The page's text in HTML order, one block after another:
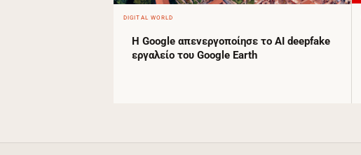
DIGITAL WORLD
Η Google απενεργοποίησε το AI deepfake
εργαλείο του Google Earth